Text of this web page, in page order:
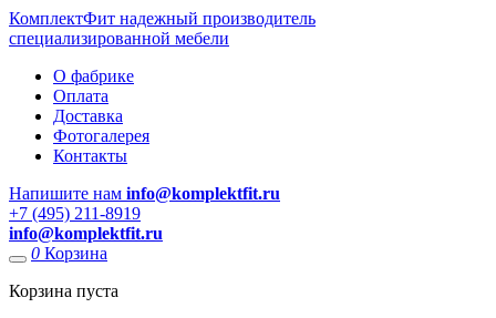
КомплектФит надежный производитель
специализированной мебели
О фабрике
Оплата
Доставка
Фотогалерея
Контакты
Напишите нам info@komplektfit.ru
​+7 (495) 211-8919
info@komplektfit.ru
0 Корзина
Корзина пуста